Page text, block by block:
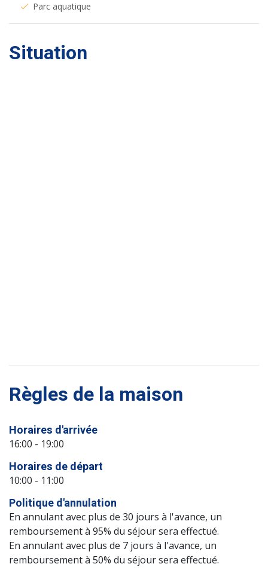
Parc aquatique
Situation
Règles de la maison
Horaires d'arrivée
16:00 - 19:00
Horaires de départ
10:00 - 11:00
Politique d'annulation
En annulant avec plus de 30 jours à l'avance, un
remboursement à 95% du séjour sera effectué.
En annulant avec plus de 7 jours à l'avance, un
remboursement à 50% du séjour sera effectué.